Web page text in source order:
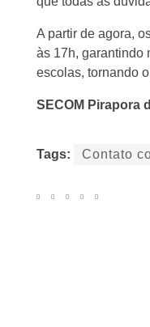
A partir de agora,
às 17h, garantindo
escolas, tornando
SECOM Pirapora
Tags: Contato